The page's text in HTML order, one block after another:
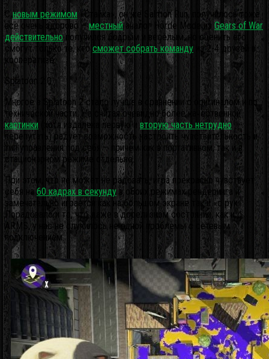
Сновым режимом «Стайка», он же Salmon Run, получилось тоже
всё очень здорово –местныйаналог Horde Mode из Gears of War
действительнополучился бодрым и весёлым, но оценить его
смогут только те, кто сможет собрать команду из 2-4 друзей в
кооперативе.
Splatoon 2.0
Многое в Splatoon 2 стало лучше в сравнении с оригиналом и по
технической части. Не считая очевидно более качественной
картинки (хотя издалека первую и вторую часть нетрудно
перепутать) радует возможность настроить чувствительность и
тип управления под себя – причём как в портативном, так и в
стационарном режиме отдельно.
При этом, что не может не радовать, игра прекрасно чувствует
себя на 60 кадрах в секунду в обоих режимах рендеринга и
замечательно играется как на большом экране так и «с рук».
Порадовало и то, что даже в дорелизном состоянии, как и с
ARMS, у нас не случилось не одной проблемы с сетевым
подключением.